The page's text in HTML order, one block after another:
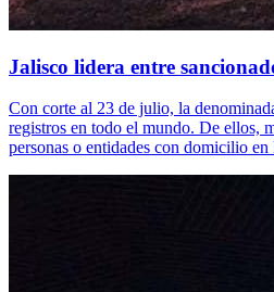
Jalisco lidera entre
Con corte al 23 de julio, la
registros en todo el mundo. De ellos,
personas o entidades con domicilio